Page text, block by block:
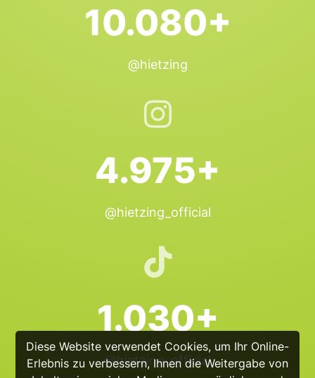
Diese Website verwendet Cookies, um Ihr Online-
Erlebnis zu verbessern, Ihnen die Weitergabe von
10.080+
@hietzing
4.975+
@hietzing_official
1.030+
@hietzing_official